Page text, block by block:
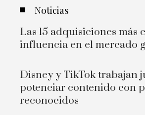
Noticias
Las 15 adquisiciones más
influencia en el mercado
Disney y TikTok trabajan
potenciar contenido con
reconocidos